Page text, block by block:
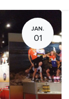
JAN.
01